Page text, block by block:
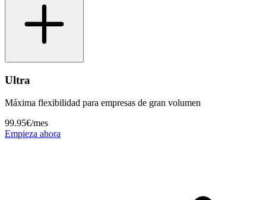
Ultra
Máxima flexibilidad para empresas de gran volumen
99.95€/mes
Empieza ahora